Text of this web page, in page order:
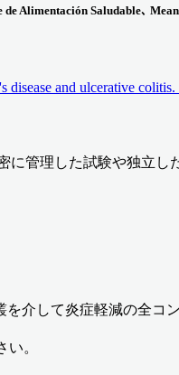
Alimentación Saludable､
and ulcerative
管理した試験や独立
を介して炎症軽減の全コ
。